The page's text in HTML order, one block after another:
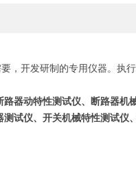
，开发研制的专用仪器。执
器动特性测试仪、断路器机
试仪、开关机械特性测试仪